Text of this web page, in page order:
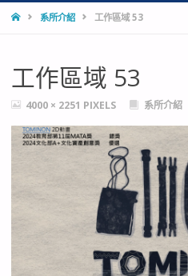
HOME系所介紹 工作區域 53
工作區域 53
FULL4000 × 2251 PIXELS 系所介紹